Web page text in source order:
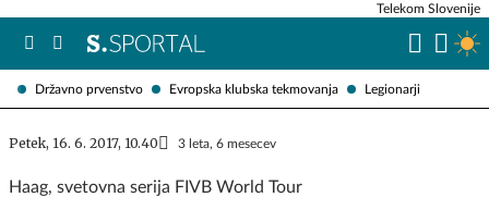
Državno prvenstvo Evropska klubska tekmovanja Legionarji
Telekom Slovenije
Petek, 16. 6. 2017, 10.40 3 leta, 6 mesecev
Haag, svetovna serija FIVB World Tour